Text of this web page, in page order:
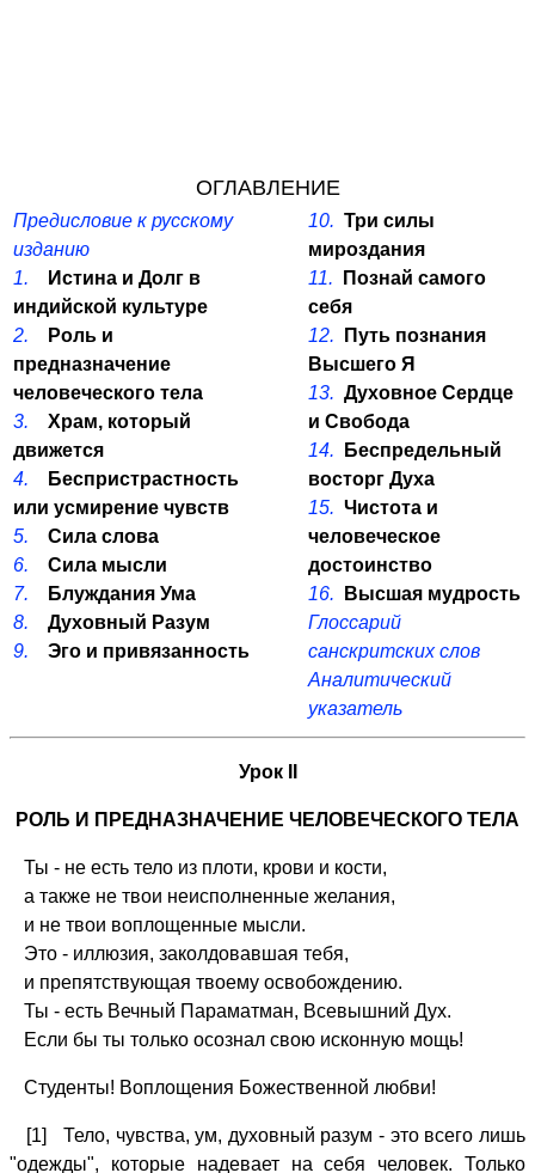
ОГЛАВЛЕНИЕ
Предисловие к русскому
изданию
1. Истина и Долг в
индийской культуре
2. Роль и
предназначение
человеческого тела
3. Храм, который
движется
4. Беспристрастность
или усмирение чувств
5. Сила слова
6. Сила мысли
7. Блуждания Ума
8. Духовный Разум
9. Эго и привязанность
10. Три силы
мироздания
11. Познай самого
себя
12. Путь познания
Высшего Я
13. Духовное Сердце
и Свобода
14. Беспредельный
восторг Духа
15. Чистота и
человеческое
достоинство
16. Высшая мудрость
Глоссарий
санскритских слов
Аналитический
указатель
Урок II
РОЛЬ И ПРЕДНАЗНАЧЕНИЕ ЧЕЛОВЕЧЕСКОГО ТЕЛА
Ты - не есть тело из плоти, крови и кости,
а также не твои неисполненные желания,
и не твои воплощенные мысли.
Это - иллюзия, заколдовавшая тебя,
и препятствующая твоему освобождению.
Ты - есть Вечный Параматман, Всевышний Дух.
Если бы ты только осознал свою исконную мощь!
Студенты! Воплощения Божественной любви!
[1] Тело, чувства, ум, духовный разум - это всего лишь
"одежды", которые надевает на себя человек. Только